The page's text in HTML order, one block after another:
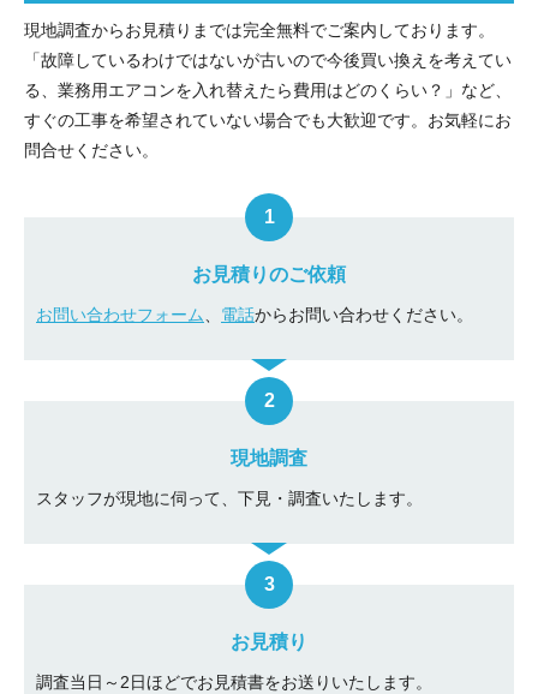
現地調査からお見積りまでは完全無料でご案内しております。
「故障しているわけではないが古いので今後買い換えを考えてい
る、業務用エアコンを入れ替えたら費用はどのくらい？」など、
すぐの工事を希望されていない場合でも大歓迎です。お気軽にお
問合せください。
お見積りのご依頼
お問い合わせフォーム 電話からお問い合わせください。
現地調査
スタッフが現地に伺って、下見・調査いたします。
お見積り
調査当日～2日ほどでお見積書をお送りいたします。